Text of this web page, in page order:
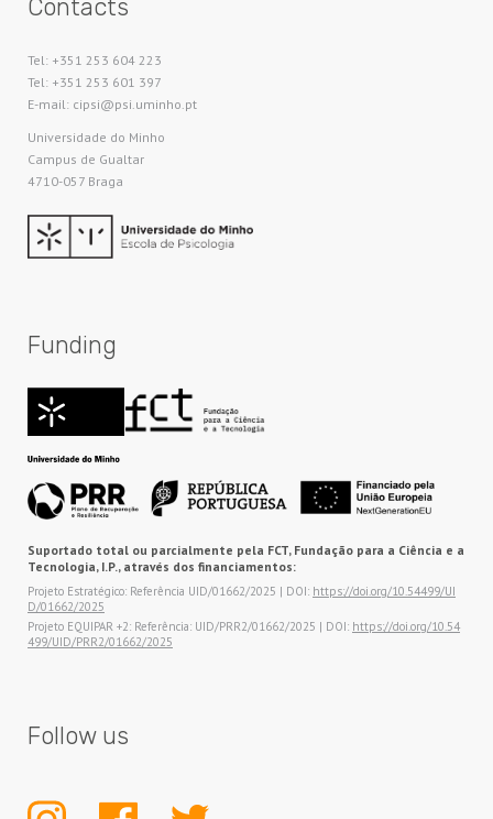
Contacts
Tel: +351 253 604 223
Tel: +351 253 601 397
E-mail: cipsi@psi.uminho.pt
Universidade do Minho​
Campus de Gualtar
4710-057 Braga
Funding
Suportado total ou parcialmente pela FCT, Fundação para a Ciência e a
Tecnologia, I.P., através dos financiamentos:
Projeto Estratégico: Referência UID/01662/2025 | DOI: https://doi.org/10.54499/UI
D/01662/2025
Projeto EQUIPAR +2: Referência: UID/PRR2/01662/2025 | DOI: https://doi.org/10.54
499/UID/PRR2/01662/2025
Follow us